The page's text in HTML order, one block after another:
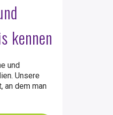
kennen
und
Unsere
an dem man